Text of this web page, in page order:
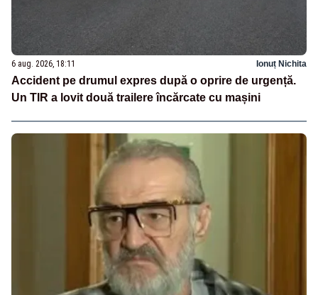
6 aug. 2026, 18:11 Ionuț Nichita
Accident pe drumul expres după o oprire de urgență.
Un TIR a lovit două trailere încărcate cu mașini